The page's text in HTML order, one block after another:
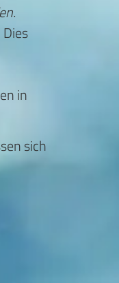
in
sich